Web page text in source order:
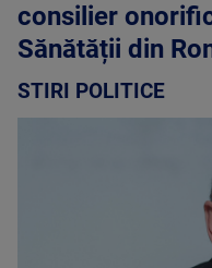
consilier
Sănătății din
STIRI POLITICE